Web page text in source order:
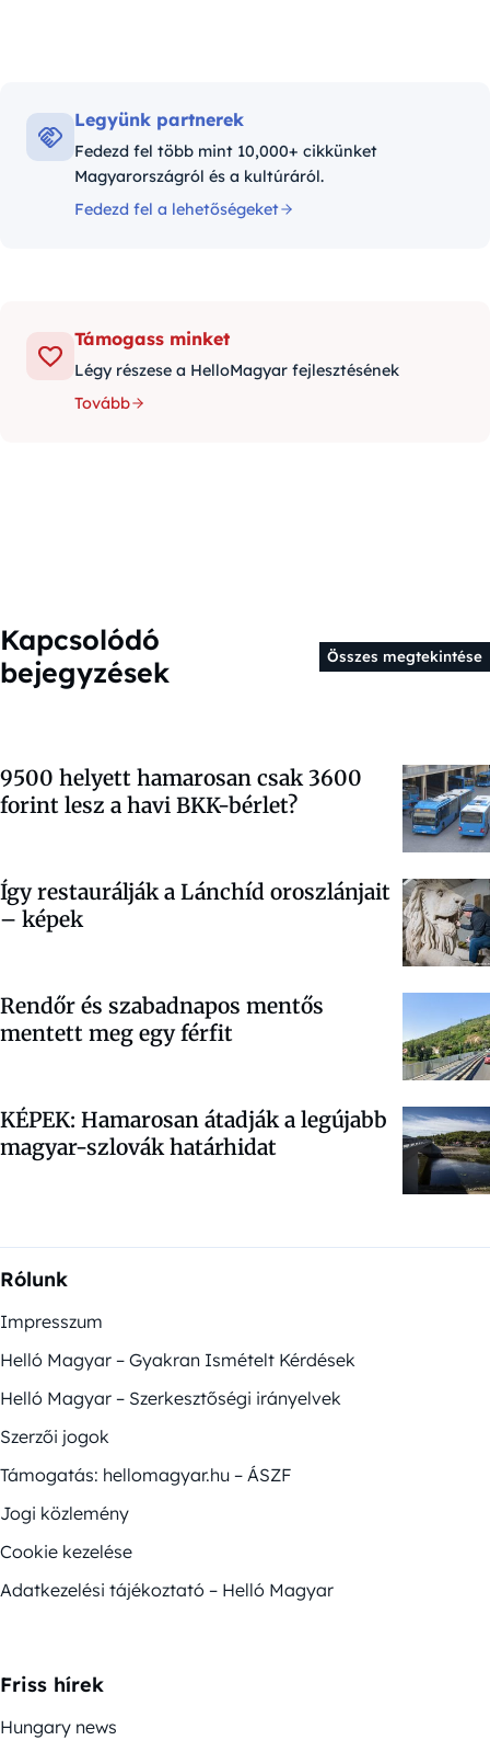
Legyünk partnerek
Fedezd fel több mint 10,000+ cikkünket
Magyarországról és a kultúráról.
Fedezd fel a lehetőségeket
Támogass minket
Légy részese a HelloMagyar fejlesztésének
Tovább
Kapcsolódó
bejegyzések
Összes megtekintése
9500 helyett hamarosan csak 3600
forint lesz a havi BKK-bérlet?
Így restaurálják a Lánchíd oroszlánjait
– képek
Rendőr és szabadnapos mentős
mentett meg egy férfit
KÉPEK: Hamarosan átadják a legújabb
magyar-szlovák határhidat
Rólunk
Impresszum
Helló Magyar – Gyakran Ismételt Kérdések
Helló Magyar – Szerkesztőségi irányelvek
Szerzői jogok
Támogatás: hellomagyar.hu – ÁSZF
Jogi közlemény
Cookie kezelése
Adatkezelési tájékoztató – Helló Magyar
Friss hírek
Hungary news